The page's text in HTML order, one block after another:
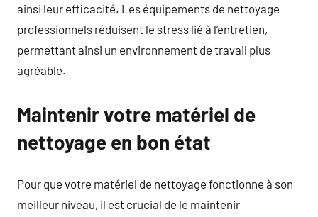
ainsi leur efficacité. Les équipements de nettoyage
professionnels réduisent le stress lié à l’entretien,
permettant ainsi un environnement de travail plus
agréable.
Maintenir votre matériel de
nettoyage en bon état
Pour que votre matériel de nettoyage fonctionne à son
meilleur niveau, il est crucial de le maintenir